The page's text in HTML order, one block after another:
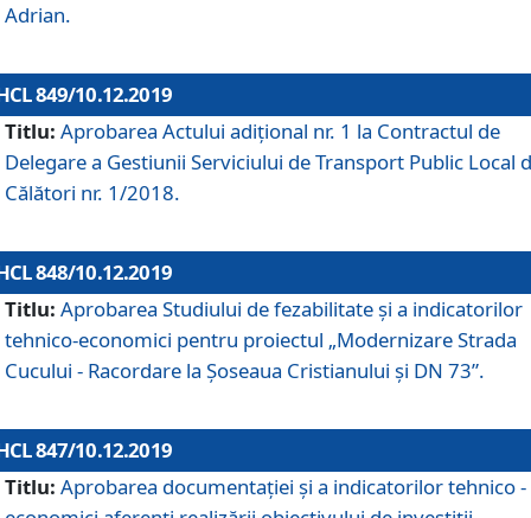
Adrian.
849/10.12.2019
Titlu: Aprobarea Actului adiţional nr. 1 la Contractul de
Delegare a Gestiunii Serviciului de Transport Public Local
Călători nr. 1/2018.
848/10.12.2019
Titlu: Aprobarea Studiului de fezabilitate şi a indicatorilor
tehnico-economici pentru proiectul „Modernizare Strada
Cucului - Racordare la Șoseaua Cristianului și DN 73”.
847/10.12.2019
Titlu: Aprobarea documentației și a indicatorilor tehnico -